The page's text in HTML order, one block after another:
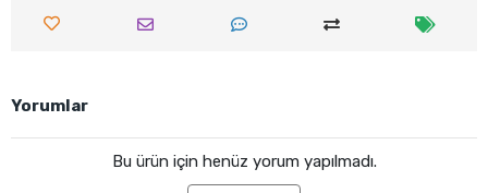
Yorumlar
Bu ürün için henüz yorum yapılmadı.